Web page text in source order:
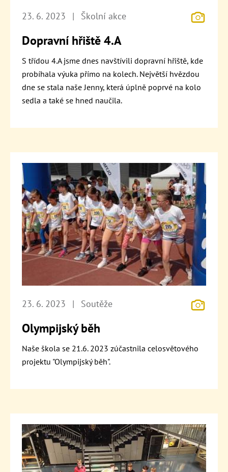
23. 6. 2023 | Školní akce
Dopravní hřiště 4.A
S třídou 4.A jsme dnes navštívili dopravní hřiště, kde
probíhala výuka přímo na kolech. Největší hvězdou
dne se stala naše Jenny, která úplně poprvé na kolo
sedla a také se hned naučila.
23. 6. 2023 | Soutěže
Olympijský běh
Naše škola se 21.6. 2023 zúčastnila celosvětového
projektu "Olympijský běh".